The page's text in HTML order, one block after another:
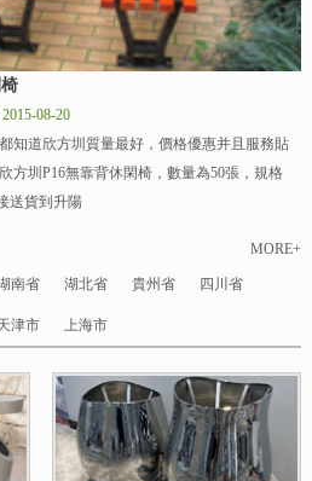
08-20
知道欣方圳質量最好，價格優惠并且服務貼
方圳P16無靠背休閑椅，數量為50張，規格
送貨到升陽
MORE+
南省 湖北省 貴州省 四川省
津市 上海市